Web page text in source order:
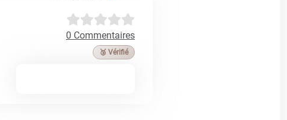
0 Commentaires
🥉 Vérifié